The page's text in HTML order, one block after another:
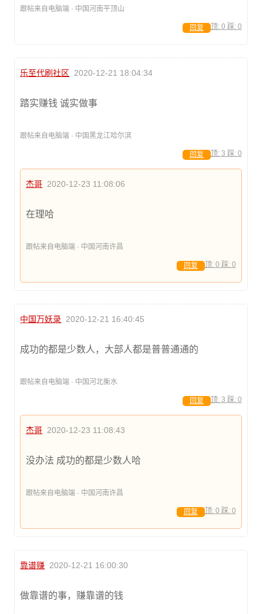
跟帖来自电脑端 · 中国河南平顶山
顶: 0 踩: 0
回复
乐至代刷社区 2020-12-21 18:04:34
踏实赚钱 诚实做事
跟帖来自电脑端 · 中国黑龙江哈尔滨
顶: 3 踩: 0
回复
杰哥 2020-12-23 11:08:06
在理哈
跟帖来自电脑端 · 中国河南许昌
顶: 0 踩: 0
回复
中国万妖录 2020-12-21 16:40:45
成功的都是少数人，大部人都是普普通通的
跟帖来自电脑端 · 中国河北衡水
顶: 3 踩: 0
回复
杰哥 2020-12-23 11:08:43
没办法 成功的都是少数人哈
跟帖来自电脑端 · 中国河南许昌
顶: 0 踩: 0
回复
靠谱赚 2020-12-21 16:00:30
做靠谱的事，赚靠谱的钱